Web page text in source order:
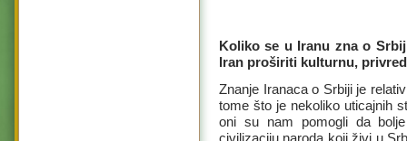
Koliko se u Iranu zna o
Iran proširiti kulturnu,
Znanje Iranaca o Srbiji je
tome što je nekoliko uticajnih
oni su nam pomogli da
civilizaciju naroda koji živi u